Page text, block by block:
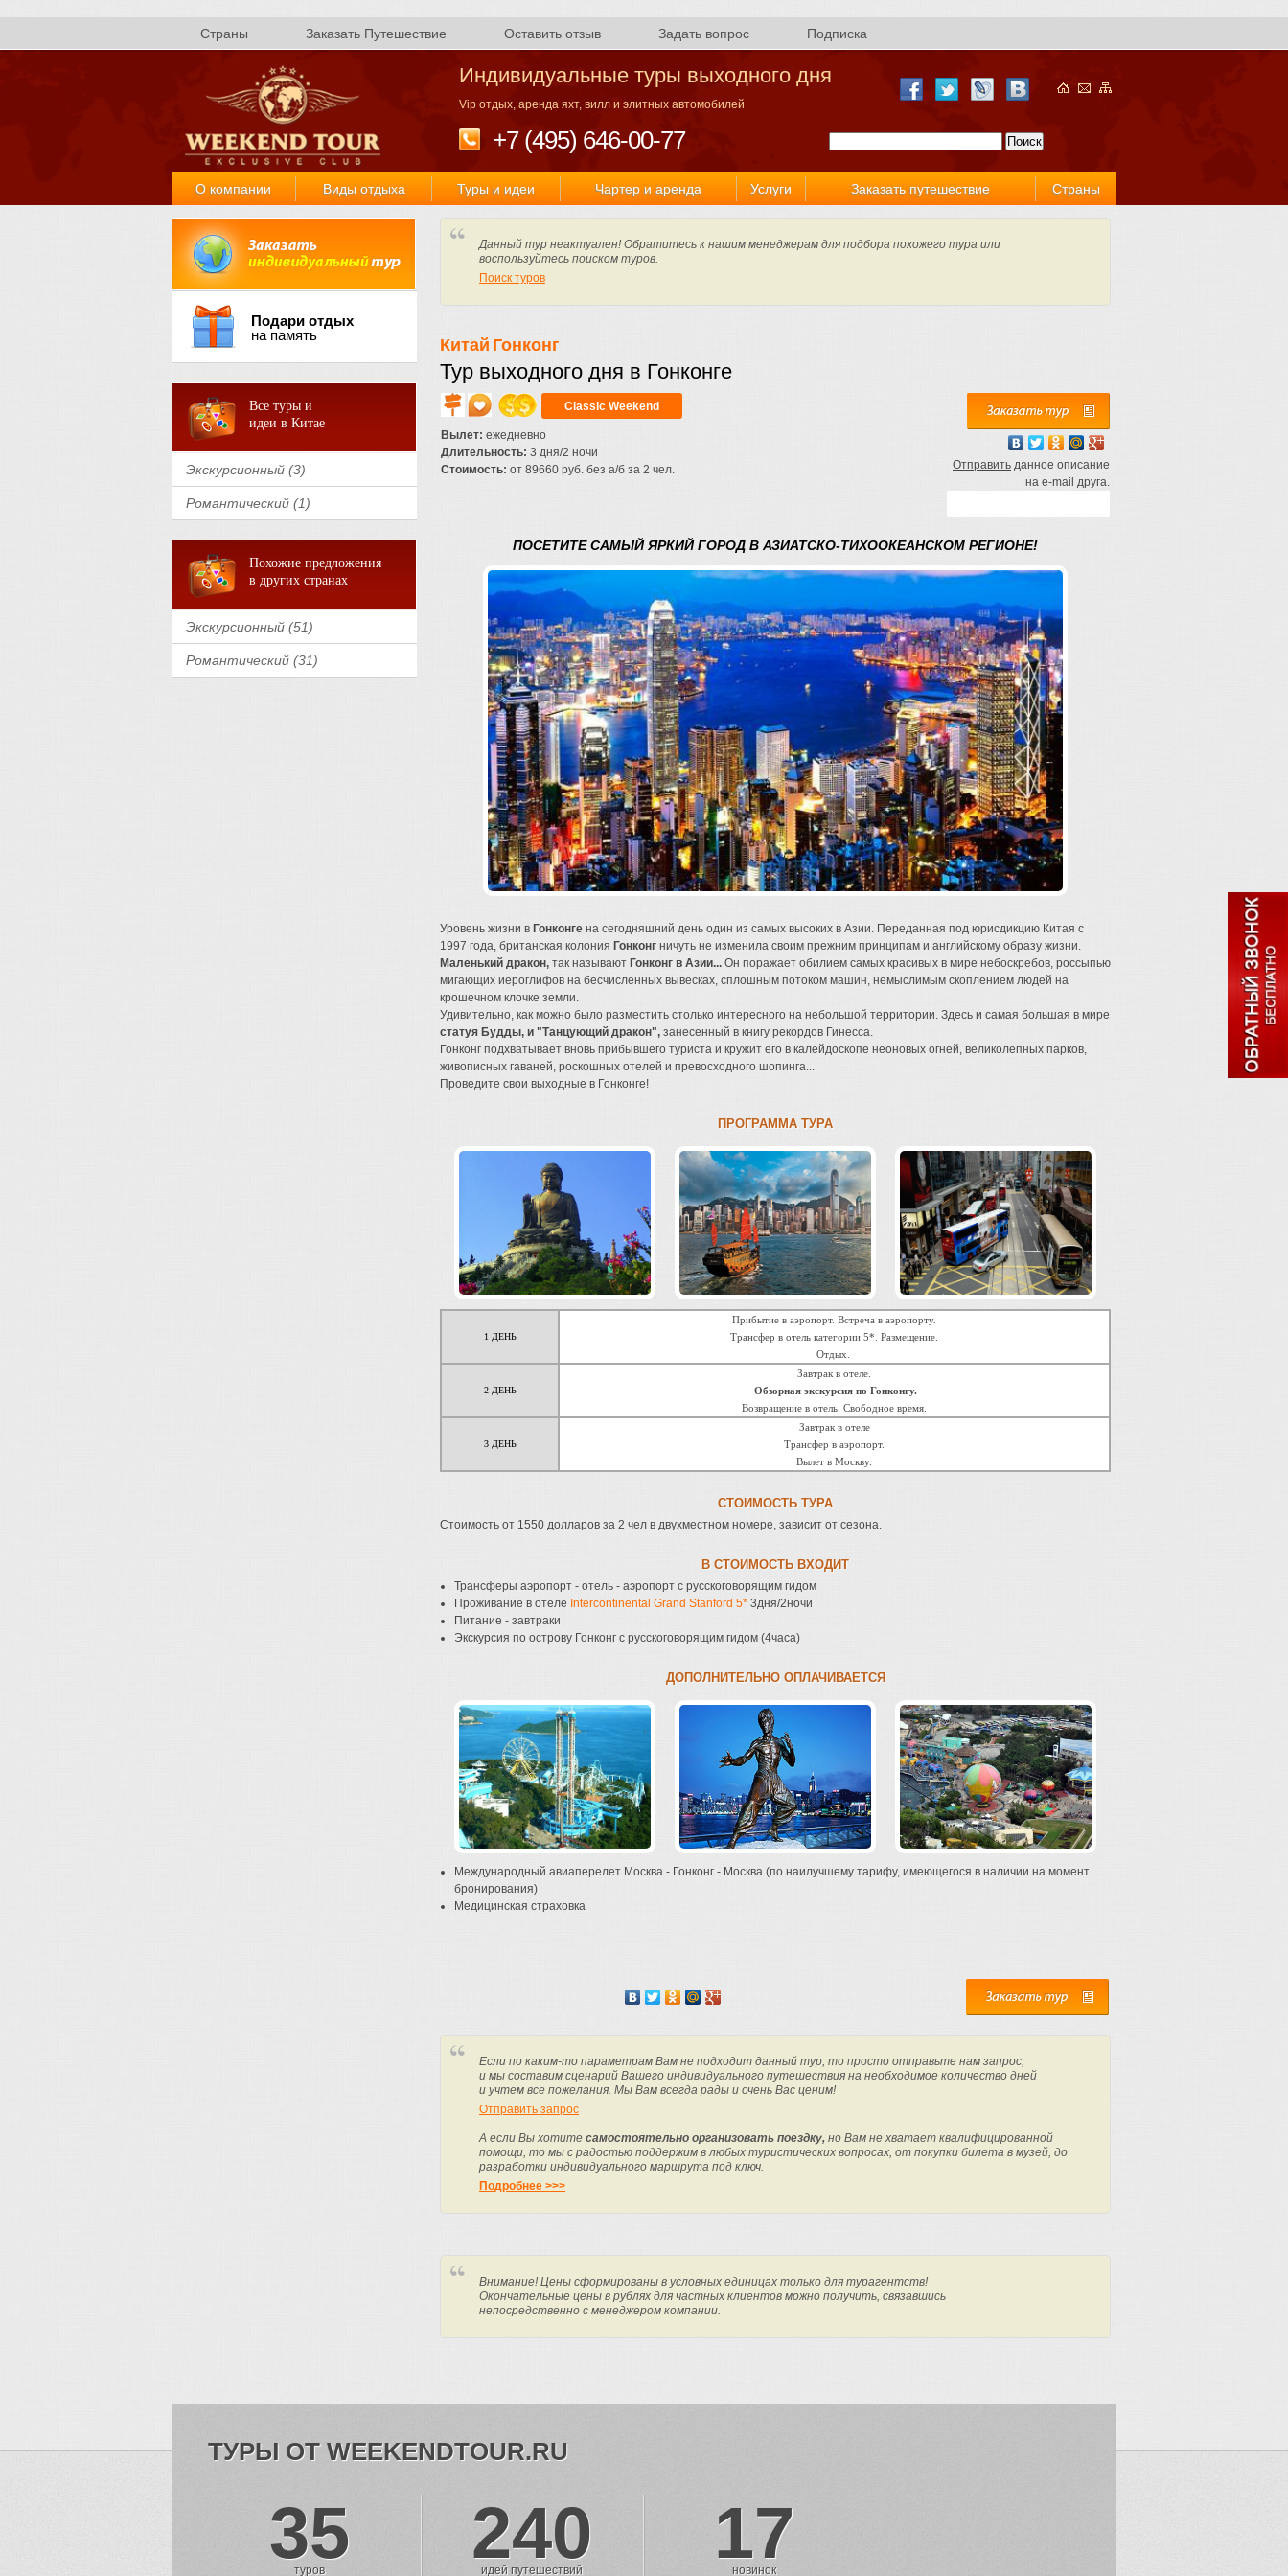
Страны Заказать Путешествие Оставить отзыв Задать вопрос Подписка
Индивидуальные туры выходного дня
Vip отдых, аренда яхт, вилл и элитных автомобилей
+7 (495) 646-00-77
О компании Виды отдыха Туры и идеи Чартер и аренда Услуги Заказать путешествие Страны
Подари отдых
на память
Все туры и
идеи в Китае
Экскурсионный (3)
Романтический (1)
Похожие предложения
в других странах
Экскурсионный (51)
Романтический (31)
Данный тур неактуален! Обратитесь к нашим менеджерам для подбора похожего тура или
воспользуйтесь поиском туров.
Поиск туров
Китай Гонконг
Тур выходного дня в Гонконге
Classic Weekend
Вылет: ежедневно
Длительность: 3 дня/2 ночи
Стоимость: от 89660 руб. без а/б за 2 чел. Отправить данное описание
на e-mail друга.
ПОСЕТИТЕ САМЫЙ ЯРКИЙ ГОРОД В АЗИАТСКО-ТИХООКЕАНСКОМ РЕГИОНЕ!
Уровень жизни в Гонконге на сегодняшний день один из самых высоких в Азии. Переданная под юрисдикцию Китая с
1997 года, британская колония Гонконг ничуть не изменила своим прежним принципам и английскому образу жизни.
Маленький дракон, так называют Гонконг в Азии... Он поражает обилием самых красивых в мире небоскребов, россыпью
мигающих иероглифов на бесчисленных вывесках, сплошным потоком машин, немыслимым скоплением людей на
крошечном клочке земли.
Удивительно, как можно было разместить столько интересного на небольшой территории. Здесь и самая большая в мире
статуя Будды, и "Танцующий дракон", занесенный в книгу рекордов Гинесса.
Гонконг подхватывает вновь прибывшего туриста и кружит его в калейдоскопе неоновых огней, великолепных парков,
живописных гаваней, роскошных отелей и превосходного шопинга...
Проведите свои выходные в Гонконге!
ПРОГРАММА ТУРА
1 ДЕНЬ
Прибытие в аэропорт. Встреча в аэропорту.
Трансфер в отель категории 5*. Размещение.
Отдых.
2 ДЕНЬ
Завтрак в отеле.
Обзорная экскурсия по Гонконгу.
Возвращение в отель. Свободное время.
3 ДЕНЬ
Завтрак в отеле
Трансфер в аэропорт.
Вылет в Москву.
СТОИМОСТЬ ТУРА
Стоимость от 1550 долларов за 2 чел в двухместном номере, зависит от сезона.
В СТОИМОСТЬ ВХОДИТ
Трансферы аэропорт - отель - аэропорт с русскоговорящим гидом
Проживание в отеле Intercontinental Grand Stanford 5* 3дня/2ночи
Питание - завтраки
Экскурсия по острову Гонконг с русскоговорящим гидом (4часа)
ДОПОЛНИТЕЛЬНО ОПЛАЧИВАЕТСЯ
Международный авиаперелет Москва - Гонконг - Москва (по наилучшему тарифу, имеющегося в наличии на момент
бронирования)
Медицинская страховка
Если по каким-то параметрам Вам не подходит данный тур, то просто отправьте нам запрос,
и мы составим сценарий Вашего индивидуального путешествия на необходимое количество дней
и учтем все пожелания. Мы Вам всегда рады и очень Вас ценим!
Отправить запрос
А если Вы хотите самостоятельно организовать поездку, но Вам не хватает квалифицированной
помощи, то мы с радостью поддержим в любых туристических вопросах, от покупки билета в музей, до
разработки индивидуального маршрута под ключ.
Подробнее >>>
Внимание! Цены сформированы в условных единицах только для турагентств!
Окончательные цены в рублях для частных клиентов можно получить, связавшись
непосредственно с менеджером компании.
ТУРЫ ОТ WEEKENDTOUR.RU
35
туров 240
идей путешествий 17
новинок